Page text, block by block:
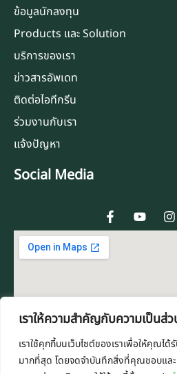
เราให้ความสำคัญกับความเป็น
เราใช้คุกกี้บนเว็บไซต์ของเราเพื่อให้คุณไ
มากที่สุด โดยจดจำบันทึกสิ่งที่คุณชอบและ
ข้อมูลนักลงทุน
Products และ Solution
บริการของเรา
ข่าวสารอัพเดท
ติดต่อไอทีกรีน
ร่วมงานกับเรา
แจ้งปัญหา
Social Media
a
c
e
-
f
o
u
t
n
s
t